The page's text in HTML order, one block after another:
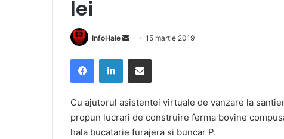
lei
InfoHale
Send
email
15 martie 2019
FacebookLinkedInShare via Email
Cu ajutorul asistentei virtuale de vanzare la
propun lucrari de construire ferma bovine
hala bucatarie furajera si buncar P.